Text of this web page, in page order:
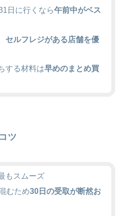
日に行くなら午前中がベス
セルフレジがある店舗を優
する材料は早めのまとめ買
ツ
もスムーズ
むため30日の受取が断然お